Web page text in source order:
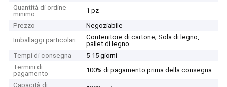
Quantità di ordine
minimo
1 pz
Prezzo
Negoziabile
Imballaggi particolari
Contenitore di cartone; Sola di legno,
pallet di legno
Tempi di consegna
5-15 giorni
Termini di
pagamento
100% di pagamento prima della consegna
Capacità di